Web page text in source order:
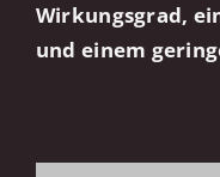
Wirkungsgrad,
und einem